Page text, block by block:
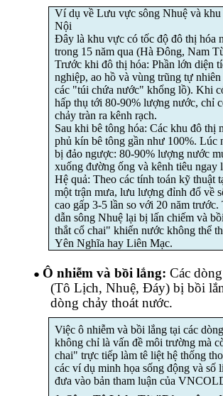
Ví dụ về Lưu vực sông Nhuệ và
Nội
Đây là khu vực có tốc độ đô thị hóa
trong 15 năm qua (Hà Đông, Nam
Trước khi đô thị hóa: Phần lớn diện
nghiệp, ao hồ và vùng trũng tự
các "túi chứa nước" khổng lồ). Khi
hấp thụ tới 80-90% lượng nước, chỉ
chảy tràn ra kênh rạch.
Sau khi bê tông hóa: Các khu đô thị
phủ kín bê tông gần như 100%. Lúc
bị đảo ngược: 80-90% lượng nước
xuống đường ống và kênh tiêu ngay
Hệ quả: Theo các tính toán kỹ
một trận mưa, lưu lượng đỉnh đổ về
cao gấp 3-5 lần so với 20 năm
dẫn sông Nhuệ lại bị lấn chiếm và
thắt cổ chai" khiến nước không thể
Yên Nghĩa hay Liên Mạc.
● Ô nhiễm và bồi lắng: Các
(Tô Lịch, Nhuệ, Đáy) bị bồi
dòng chảy thoát nước.
Việc ô nhiễm và bồi lắng tại các
không chỉ là vấn đề môi trường mà
chai" trực tiếp làm tê liệt hệ thống
các ví dụ minh họa sống động và số
đưa vào bản tham luận của